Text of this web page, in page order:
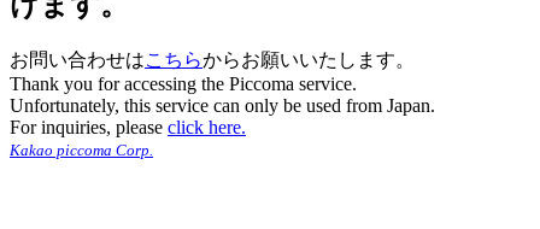
お問い合わせはこちらからお願いいたします。
Thank you for accessing the Piccoma service.
Unfortunately, this service can only be used from Japan.
For inquiries, please click here.
Kakao piccoma Corp.